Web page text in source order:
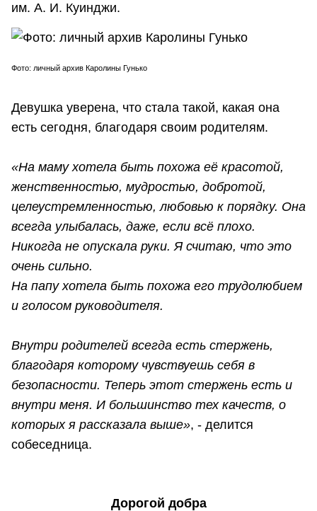
им. А. И. Куинджи.
Фото: личный архив Каролины Гунько
Девушка уверена, что стала такой, какая она
есть сегодня, благодаря своим родителям.
«На маму хотела быть похожа её красотой,
женственностью, мудростью, добротой,
целеустремленностью, любовью к порядку. Она
всегда улыбалась, даже, если всё плохо.
Никогда не опускала руки. Я считаю, что это
очень сильно.
На папу хотела быть похожа его трудолюбием
и голосом руководителя.
Внутри родителей всегда есть стержень,
благодаря которому чувствуешь себя в
безопасности. Теперь этот стержень есть и
внутри меня. И большинство тех качеств, о
которых я рассказала выше», - делится
собеседница.
Дорогой добра